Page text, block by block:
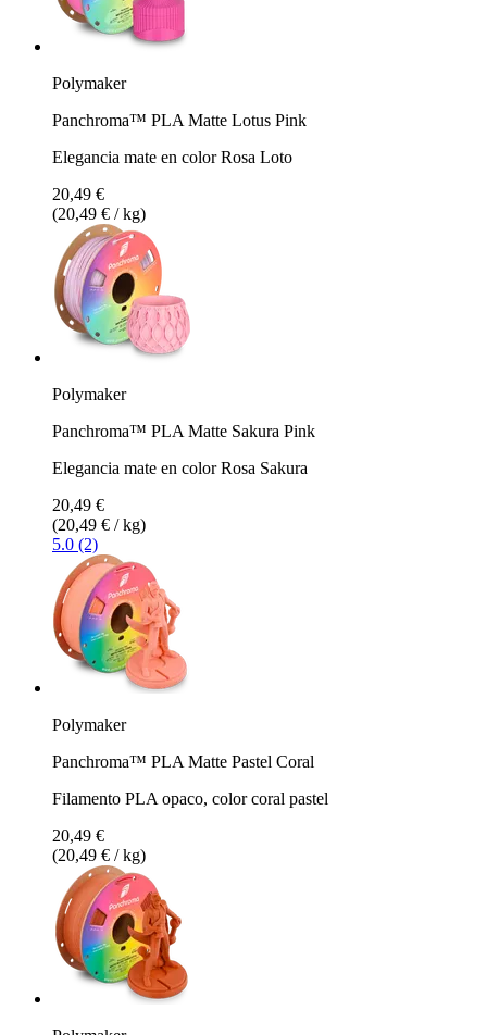
Polymaker
Panchroma™ PLA Matte Lotus Pink
Elegancia mate en color Rosa Loto
20,49 €
(20,49 € / kg)
Polymaker
Panchroma™ PLA Matte Sakura Pink
Elegancia mate en color Rosa Sakura
20,49 €
(20,49 € / kg)
5.0 (2)
Polymaker
Panchroma™ PLA Matte Pastel Coral
Filamento PLA opaco, color coral pastel
20,49 €
(20,49 € / kg)